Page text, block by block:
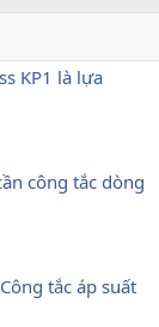
KP1 là lựa
công tắc dòng
tắc áp suất